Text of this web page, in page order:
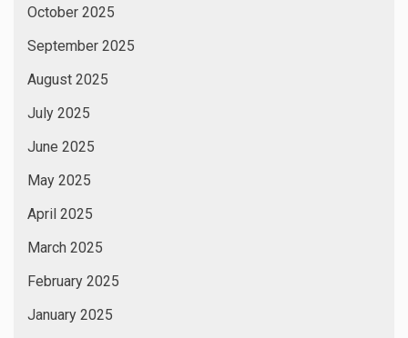
October 2025
September 2025
August 2025
July 2025
June 2025
May 2025
April 2025
March 2025
February 2025
January 2025